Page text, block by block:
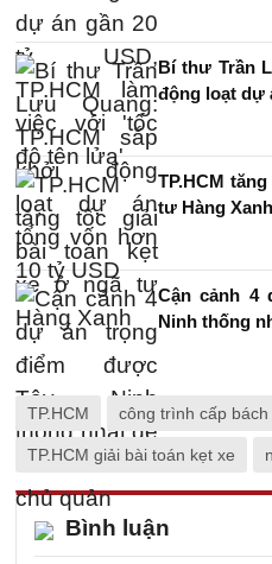
Bí thư Trần
động loạt dự
TP.HCM
tư Hàng Xanh
Cận cảnh 4
Ninh thống
TP.HCM công trình cấp bách
TP.HCM giải bài toán kẹt xe
Bình luận